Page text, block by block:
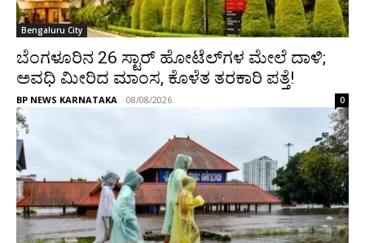
Bengaluru City
ಬೆಂಗಳೂರಿನ 26 ಸ್ಟಾರ್‌ ಹೋಟೆಲ್‌ಗಳ ಮೇಲೆ ದಾಳಿ;
ಅವಧಿ ಮೀರಿದ ಮಾಂಸ, ಕೊಳೆತ ತರಕಾರಿ ಪತ್ತೆ!
BP NEWS KARNATAKA - 08/08/2026 0